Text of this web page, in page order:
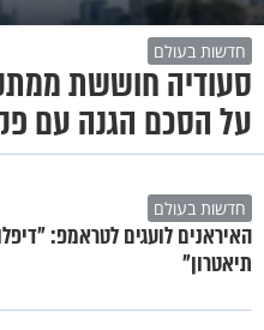
חדשות בעולם
סעודיה חוששת
על הסכם הגנה עם
חדשות בעולם
האיראנים לועגים לטראמפ:
תיאטרון"